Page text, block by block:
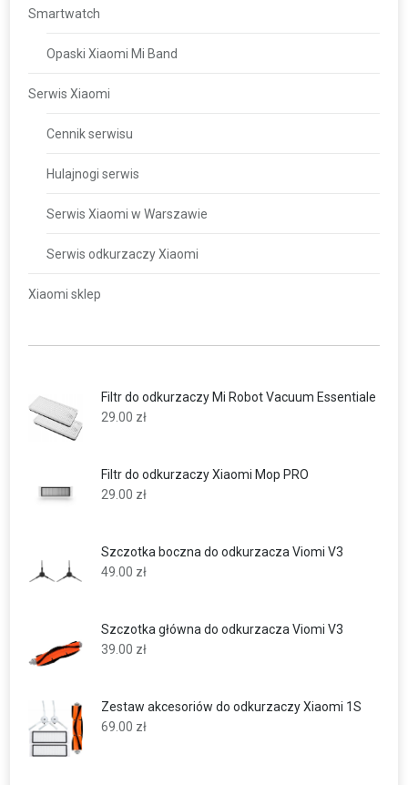
Smartwatch
Opaski Xiaomi Mi Band
Serwis Xiaomi
Cennik serwisu
Hulajnogi serwis
Serwis Xiaomi w Warszawie
Serwis odkurzaczy Xiaomi
Xiaomi sklep
Filtr do odkurzaczy Mi Robot Vacuum Essentiale
29.00 zł
Filtr do odkurzaczy Xiaomi Mop PRO
29.00 zł
Szczotka boczna do odkurzacza Viomi V3
49.00 zł
Szczotka główna do odkurzacza Viomi V3
39.00 zł
Zestaw akcesoriów do odkurzaczy Xiaomi 1S
69.00 zł